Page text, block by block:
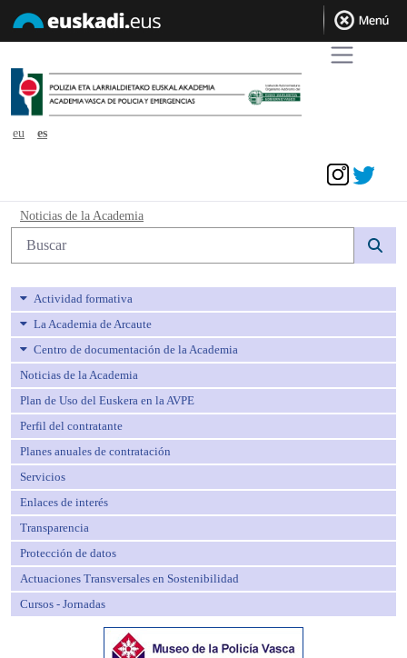
eu
es
Noticias de la Academia - avpe
Noticias de la Academia
Búsqueda web
Actividad formativa
La Academia de Arcaute
Centro de documentación de la Academia
Noticias de la Academia
Plan de Uso del Euskera en la AVPE
Perfil del contratante
Planes anuales de contratación
Servicios
Enlaces de interés
Transparencia
Protección de datos
Actuaciones Transversales en Sostenibilidad
Cursos - Jornadas